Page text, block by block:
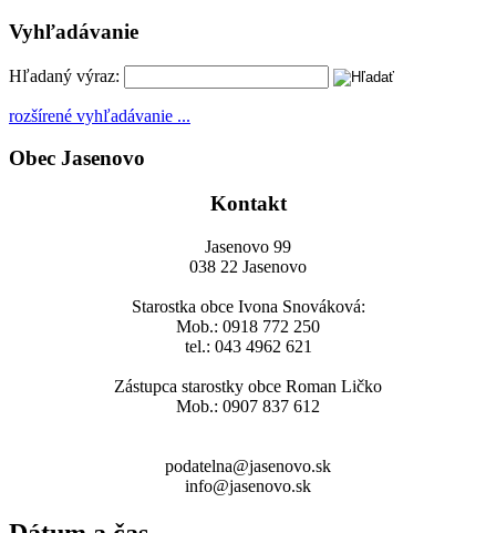
Vyhľadávanie
Hľadaný výraz:
rozšírené vyhľadávanie ...
Obec Jasenovo
Kontakt
Jasenovo 99
038 22 Jasenovo
Starostka obce Ivona Snováková:
Mob.: 0918 772 250
tel.: 043 4962 621
Zástupca starostky obce Roman Ličko
Mob.: 0907 837 612
podatelna@jasenovo.sk
info@jasenovo.sk